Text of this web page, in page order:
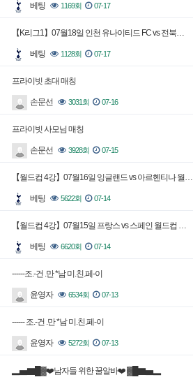
베팅 1169회 07-17
【K리그1】07월18일 인천 유나이티드 FC vs 전북…
베팅 1128회 07-17
프라이빗 초대 매칭
손문선 3031회 07-16
프라이빗 사모님 매칭
손문선 3928회 07-15
【월드컵 4강】07월16일 잉글랜드 vs 아르헨티나 월…
베팅 5622회 07-14
【월드컵 4강】07월15일 프랑스 vs 스페인 월드컵 …
베팅 6620회 07-14
------조.-건 .만 *남 미.친.페-이
윤영자 6534회 07-13
------ 조.-건 .만 *남 미.친.페-이
윤영자 5272회 07-13
▂▅▇█▓❤️남자들 위한 꿀알바❤️ ▓█▇▅▂